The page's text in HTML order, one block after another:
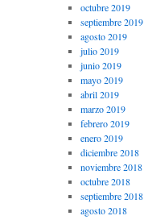
octubre 2019
septiembre 2019
agosto 2019
julio 2019
junio 2019
mayo 2019
abril 2019
marzo 2019
febrero 2019
enero 2019
diciembre 2018
noviembre 2018
octubre 2018
septiembre 2018
agosto 2018